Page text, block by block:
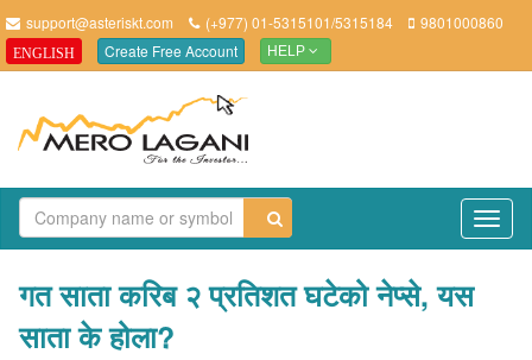
support@asteriskt.com (+977) 01-5315101/5315184 9801000860
ENGLISH Create Free Account HELP
गत साता करिब २ प्रतिशत घटेको नेप्से, यस
साता के होला?